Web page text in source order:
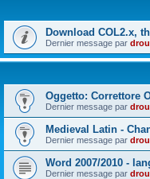
Download COL2.x,
Dernier message par
Oggetto: Correttore
Dernier message par
Medieval Latin -
Dernier message par
Word 2007/2010 -
Dernier message par